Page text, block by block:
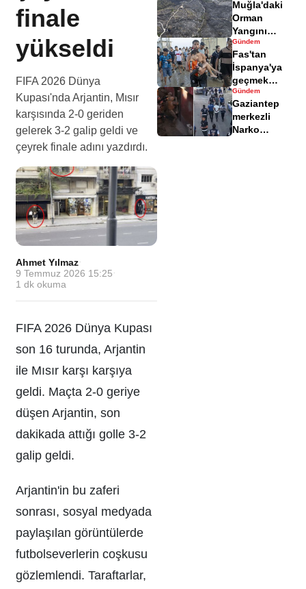
finale
yükseldi
FIFA 2026 Dünya
Kupası'nda Arjantin, Mısır
karşısında 2-0 geriden
gelerek 3-2 galip geldi ve
çeyrek finale adını yazdırdı.
Ahmet Yılmaz·
9 Temmuz 2026 15:25 ·
1 dk okuma
FIFA 2026 Dünya Kupası
son 16 turunda, Arjantin
ile Mısır karşı karşıya
geldi. Maçta 2-0 geriye
düşen Arjantin, son
dakikada attığı golle 3-2
galip geldi.
Arjantin'in bu zaferi
sonrası, sosyal medyada
paylaşılan görüntülerde
futbolseverlerin coşkusu
gözlemlendi. Taraftarlar,
yaralandı
Muğla'daki
Orman
Yangını
Sonrası
Zarar Gören
Alanlar
Havadisinde
Gündem
Fas'tan
İspanya'ya
geçmek
isteyen
göçmenler
geri döndü
Gündem
Gaziantep
merkezli
Narko